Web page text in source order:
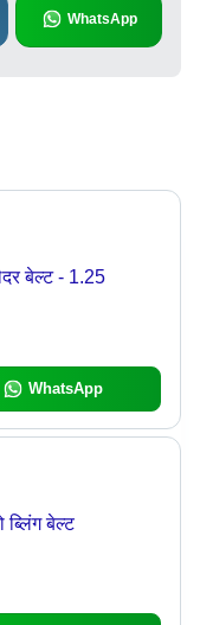
WhatsApp
बेल्ट - 1.25
WhatsApp
ब्लिंग बेल्ट